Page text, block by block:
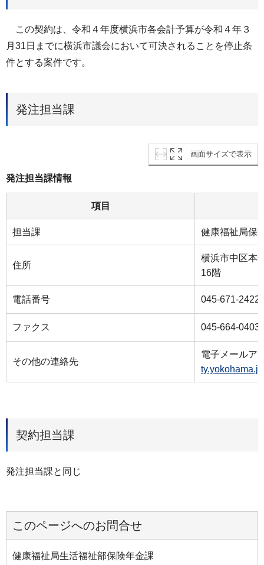
この契約は、令和４年度横浜市各会計予算が令和４年３
月31日までに横浜市議会において可決されることを停止条
件とする案件です。
発注担当課
画面サイズで表示
発注担当課情報
項目
担当課 健康福祉局保
住所
横浜市中区本
16階
電話番号 045-671-2422
ファクス 045-664-0403
その他の連絡先
電子メールア
ty.yokohama.jp
契約担当課
発注担当課と同じ
このページへのお問合せ
健康福祉局生活福祉部保険年金課